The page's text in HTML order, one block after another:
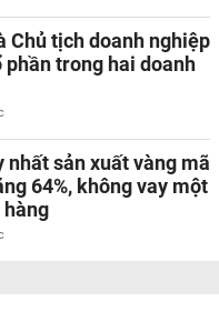
Chủ tịch doanh nghiệp
phần trong hai doanh
nhất sản xuất vàng mã
64%, không vay một
hàng